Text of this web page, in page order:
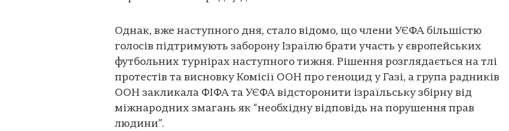
Однак, вже наступного дня, стало відомо, що члени УЄФА більшістю
голосів підтримують заборону Ізраїлю брати участь у європейських
футбольних турнірах наступного тижня. Рішення розглядається на тлі
протестів та висновку Комісії ООН про геноцид у Газі, а група радників
ООН закликала ФІФА та УЄФА відсторонити ізраїльську збірну від
міжнародних змагань як “необхідну відповідь на порушення прав
людини”.